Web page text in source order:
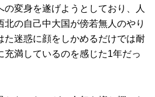
の変身を遂げようとしており、人
北の自己中大国が傍若無人のやり
た迷惑に顔をしかめるだけでは耐
充満しているのを感じた1年だっ